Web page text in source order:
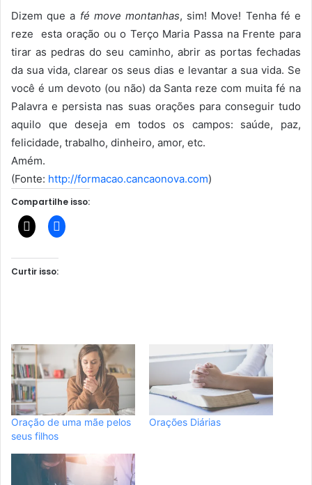
Dizem que a fé move montanhas, sim! Move! Tenha fé e
reze esta oração ou o Terço Maria Passa na Frente para
tirar as pedras do seu caminho, abrir as portas fechadas
da sua vida, clarear os seus dias e levantar a sua vida. Se
você é um devoto (ou não) da Santa reze com muita fé na
Palavra e persista nas suas orações para conseguir tudo
aquilo que deseja em todos os campos: saúde, paz,
felicidade, trabalho, dinheiro, amor, etc.
Amém.
(Fonte: http://formacao.cancaonova.com)
Compartilhe isso:
Curtir isso:
Oração de uma mãe pelos
seus filhos
Orações Diárias